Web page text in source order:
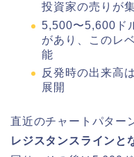
投資家の売りが
5,500〜5,600ド
があり、このレ
能
反発時の出来高
展開
直近のチャートパター
レジスタンスラインと